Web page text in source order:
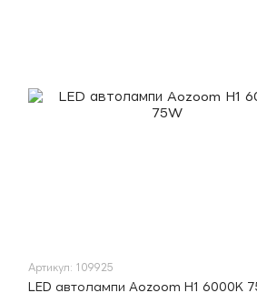
Артикул: 109925
LED автолампи Aozoom H1 6000K